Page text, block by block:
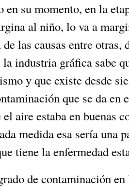
en su momento, en la
al niño, lo va a
de las causas entre
industria gráfica sabe
y que existe desde
que se da en
aire estaba en buenas
medida esa sería una
tiene la enfermedad
de contaminación en